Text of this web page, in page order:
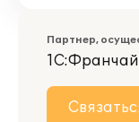
Партнер,